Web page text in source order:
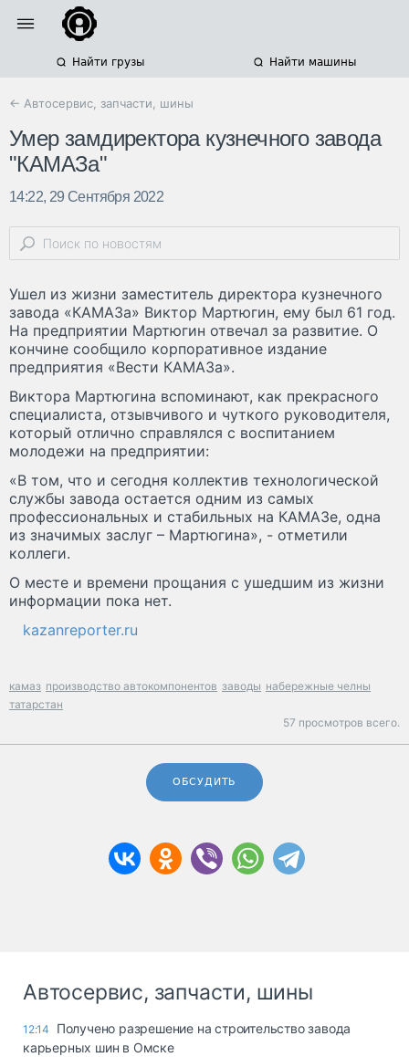
Найти грузы Найти машины
← Автосервис, запчасти, шины
Умер замдиректора кузнечного завода
"КАМАЗа"
14:22, 29 Сентября 2022
Ушел из жизни заместитель директора кузнечного
завода «КАМАЗа» Виктор Мартюгин, ему был 61 год.
На предприятии Мартюгин отвечал за развитие. О
кончине сообщило корпоративное издание
предприятия «Вести КАМАЗа».
Виктора Мартюгина вспоминают, как прекрасного
специалиста, отзывчивого и чуткого руководителя,
который отлично справлялся с воспитанием
молодежи на предприятии:
«В том, что и сегодня коллектив технологической
службы завода остается одним из самых
профессиональных и стабильных на КАМАЗе, одна
из значимых заслуг – Мартюгина», - отметили
коллеги.
О месте и времени прощания с ушедшим из жизни
информации пока нет.
kazanreporter.ru
камаз производство автокомпонентов заводы набережные челны
татарстан
57 просмотров всего.
ОБСУДИТЬ
Автосервис, запчасти, шины
12:14
Получено разрешение на строительство завода
карьерных шин в Омске